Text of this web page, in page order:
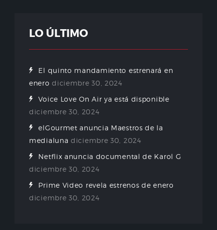
LO ÚLTIMO
El quinto mandamiento estrenará en
enero diciembre 30, 2024
Voice Love On Air ya está disponible
diciembre 30, 2024
elGourmet anuncia Maestros de la
medialuna diciembre 30, 2024
Netflix anuncia documental de Karol G
diciembre 30, 2024
Prime Video revela estrenos de enero
diciembre 30, 2024